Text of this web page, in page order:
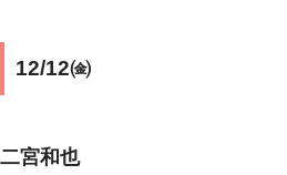
12/12㈮
二宮和也